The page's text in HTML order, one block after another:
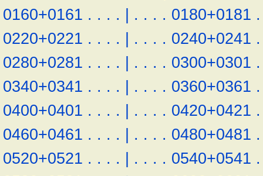
0160+0161 . . . . | . . . . 0180+0181 .
0220+0221 . . . . | . . . . 0240+0241 .
0280+0281 . . . . | . . . . 0300+0301 .
0340+0341 . . . . | . . . . 0360+0361 .
0400+0401 . . . . | . . . . 0420+0421 .
0460+0461 . . . . | . . . . 0480+0481 .
0520+0521 . . . . | . . . . 0540+0541 .